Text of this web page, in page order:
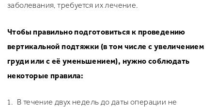
заболевания, требуется их лечение.
Чтобы правильно подготовиться к проведению
вертикальной подтяжки (в том числе с увеличением
груди или с её уменьшением), нужно соблюдать
некоторые правила:
В течение двух недель до даты операции не